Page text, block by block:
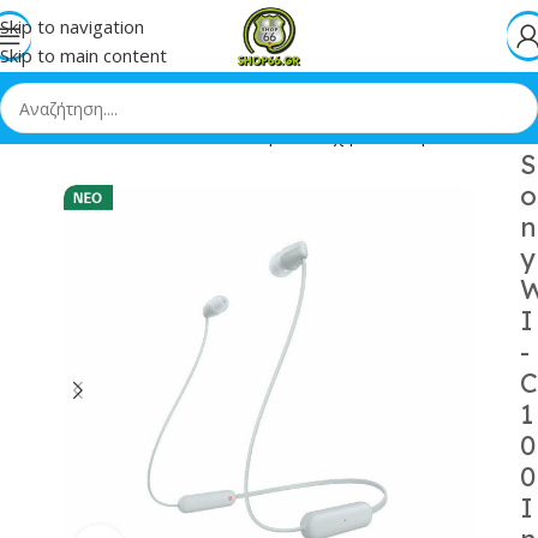
Skip to navigation
Skip to main content
Handsfree Ακουστικά με Αντοχή στον Ιδρώτα Λευκά
S
o
n
y
I
-
C
1
0
0
I